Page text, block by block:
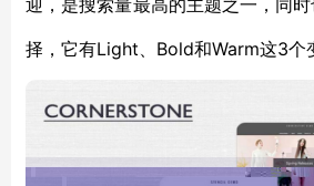
迎，是搜索量最高的主题之一，同
择，它有Light、Bold和Warm这3个